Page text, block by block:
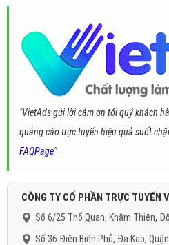
"VietAds gửi lời cảm ơn tới quý khách
quảng cáo trực tuyến hiệu quả suốt
FAQPage"
CÔNG TY CỔ PHẦN TRỰC TUYẾN
Số 6/25 Thổ Quan, Khâm Thiên,
Số 36 Điện Biên Phủ, Đa Kao,